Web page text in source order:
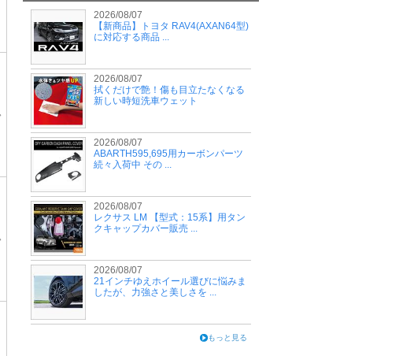
2026/08/07
【新商品】トヨタ RAV4(AXAN64型)
に対応する商品 ...
2026/08/07
拭くだけで艶！傷も目立たなくなる
新しい時短洗車ウェット
2026/08/07
ABARTH595,695用カーボンパーツ
続々入荷中 その ...
2026/08/07
レクサス LM 【型式：15系】用タン
クキャップカバー販売 ...
2026/08/07
21インチゆえホイール選びに悩みま
したが、力強さと美しさを ...
もっと見る